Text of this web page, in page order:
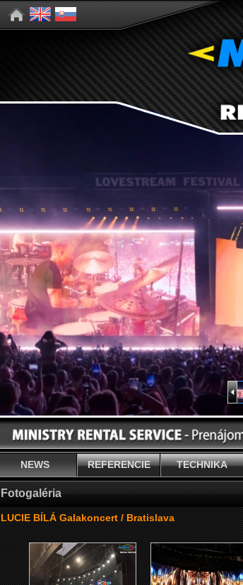
NEWS REFERENCIE TECHNIKA
Fotogaléria
LUCIE BÍLÁ Galakoncert / Bratislava